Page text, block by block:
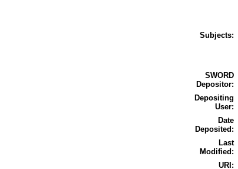
Subjects:
SWORD
Depositor:
Depositing
User:
Date
Deposited:
Last
Modified:
URI: